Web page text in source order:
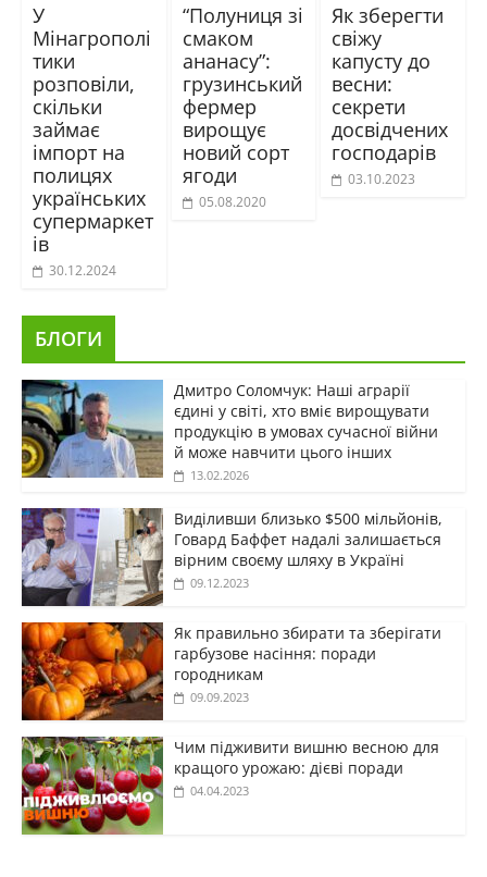
У
Мінагрополі
тики
розповіли,
скільки
займає
імпорт на
полицях
українських
супермаркет
ів
30.12.2024
“Полуниця зі
смаком
ананасу”:
грузинський
фермер
вирощує
новий сорт
ягоди
05.08.2020
Як зберегти
свіжу
капусту до
весни:
секрети
досвідчених
господарів
03.10.2023
БЛОГИ
Дмитро Соломчук: Наші аграрії
єдині у світі, хто вміє вирощувати
продукцію в умовах сучасної війни
й може навчити цього інших
13.02.2026
Виділивши близько $500 мільйонів,
Говард Баффет надалі залишається
вірним своєму шляху в Україні
09.12.2023
Як правильно збирати та зберігати
гарбузове насіння: поради
городникам
09.09.2023
Чим підживити вишню весною для
кращого урожаю: дієві поради
04.04.2023